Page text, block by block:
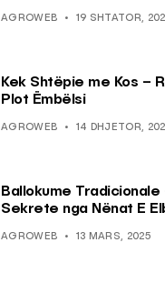
AGROWEB 19 SHTATOR,
Kek Shtëpie me Kos –
Plot Ëmbëlsi
AGROWEB 14 DHJETOR,
Ballokume
Sekrete nga Nënat E
AGROWEB 13 MARS, 2025